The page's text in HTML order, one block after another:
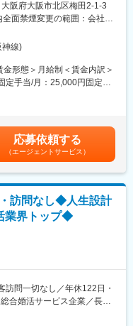
成長意欲です。あなたの本
身の未来を、輝かせる。そ
度も積み重ねていきたい。
ら描いていきませんか。
）
新規営業や訪問は一切な
。
とを一貫してご支援してい
様からのニーズも非常に高
大していくための増員で
高く、今後は拠点も増やし
されるお客様に対し、将来
適切な保険商品などを提案
セラーからの紹介案件が
く長く働ける環境です。
広いご提案可能です！）
阪府大阪市北区梅田2-1-3
面禁煙変更の範囲：会社の
神線)
形態＞月給制＜賃金内訳＞
定手当/月：25,000円固定残
）■固定手当：通勤手当
与も含んだ額になります。
選考を通じて上下する可能
を含めた表記です。
応募依頼する
（エージェントサービス）
訪問なし◆人生設計
業界トップ◆
問一切なし／年休122日・
合婚活サービス企業／長期